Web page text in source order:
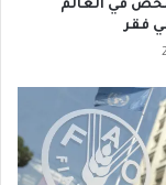
شخص في العالم
فقر